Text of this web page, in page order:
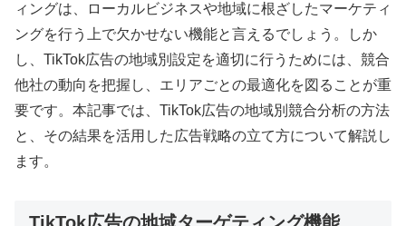
ィングは、ローカルビジネスや地域に根ざしたマーケティ
ングを行う上で欠かせない機能と言えるでしょう。しか
し、TikTok広告の地域別設定を適切に行うためには、競合
他社の動向を把握し、エリアごとの最適化を図ることが重
要です。本記事では、TikTok広告の地域別競合分析の方法
と、その結果を活用した広告戦略の立て方について解説し
ます。